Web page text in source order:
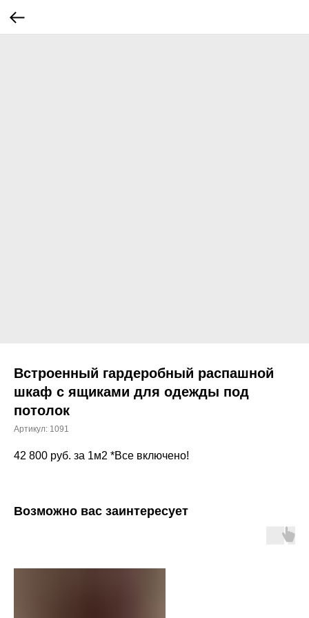
Встроенный гардеробный распашной
шкаф с ящиками для одежды под
потолок
Артикул: 1091
42 800 руб. за 1м2 *Все включено!
Возможно вас заинтересует